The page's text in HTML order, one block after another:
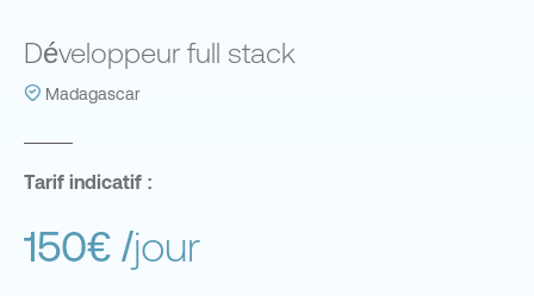
Développeur full stack
Madagascar
Tarif indicatif :
150€ /jour